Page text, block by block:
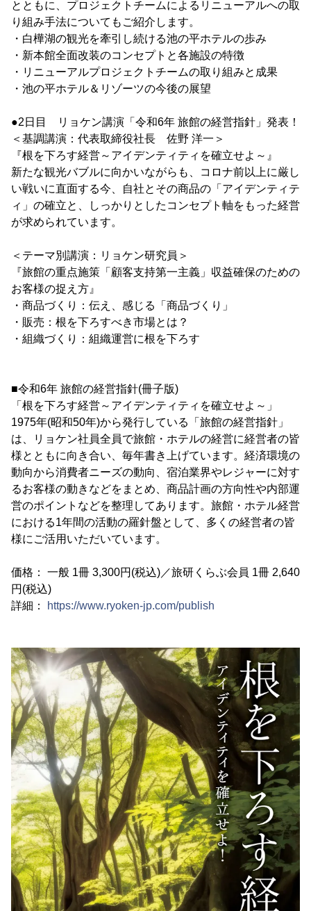
とともに、プロジェクトチームによるリニューアルへの取
り組み手法についてもご紹介します。
・白樺湖の観光を牽引し続ける池の平ホテルの歩み
・新本館全面改装のコンセプトと各施設の特徴
・リニューアルプロジェクトチームの取り組みと成果
・池の平ホテル＆リゾーツの今後の展望
●2日目 リョケン講演「令和6年 旅館の経営指針」発表！
＜基調講演：代表取締役社長 佐野 洋一＞
『根を下ろす経営～アイデンティティを確立せよ～』
新たな観光バブルに向かいながらも、コロナ前以上に厳し
い戦いに直面する今、自社とその商品の「アイデンティテ
ィ」の確立と、しっかりとしたコンセプト軸をもった経営
が求められています。
＜テーマ別講演：リョケン研究員＞
『旅館の重点施策「顧客支持第一主義」収益確保のための
お客様の捉え方』
・商品づくり：伝え、感じる「商品づくり」
・販売：根を下ろすべき市場とは？
・組織づくり：組織運営に根を下ろす
■令和6年 旅館の経営指針(冊子版)
「根を下ろす経営～アイデンティティを確立せよ～」
1975年(昭和50年)から発行している「旅館の経営指針」
は、リョケン社員全員で旅館・ホテルの経営に経営者の皆
様とともに向き合い、毎年書き上げています。経済環境の
動向から消費者ニーズの動向、宿泊業界やレジャーに対す
るお客様の動きなどをまとめ、商品計画の方向性や内部運
営のポイントなどを整理してあります。旅館・ホテル経営
における1年間の活動の羅針盤として、多くの経営者の皆
様にご活用いただいています。
価格： 一般 1冊 3,300円(税込)／旅研くらぶ会員 1冊 2,640
円(税込)
詳細：
https://www.ryoken-jp.com/publish